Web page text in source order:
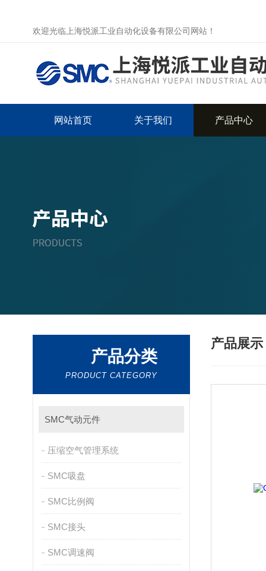
欢迎光临上海悦派工业自动化设备有限公司网站！
网站首页 关于我们 产品中心
产品分类
PRODUCT CATEGORY
SMC气动元件
压缩空气管理系统
SMC吸盘
SMC比例阀
SMC接头
SMC调速阀
产品展示